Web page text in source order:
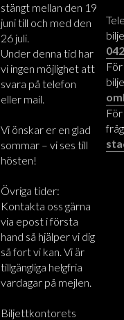
stängt mellan den 19
juni till och med den
26 juli.
Under denna tid har
vi ingen möjlighet att
svara på telefon
eller mail.
Vi önskar er en glad
sommar – vi ses till
hösten!
Övriga tider:
Kontakta oss gärna
via epost i första
hand så hjälper vi dig
så fort vi kan. Vi är
tillgängliga helgfria
vardagar på mejlen.
Biljettkontorets
För